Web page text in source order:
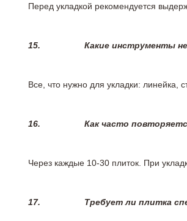
Перед укладкой рекомендуется
15. Какие инструменты
Все, что нужно для укладки: линейка,
16. Как часто
Через каждые 10-30 плиток. При
17. Требует ли плитка